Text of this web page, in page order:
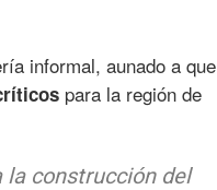
informal, aunado a que
para la región de
la construcción del